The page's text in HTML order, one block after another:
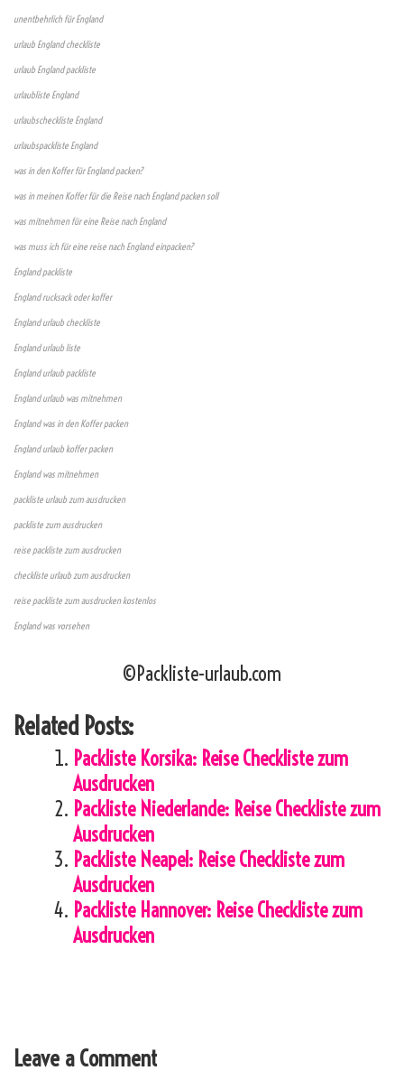
unentbehrlich für England
urlaub England checkliste
urlaub England packliste
urlaubliste England
urlaubscheckliste England
urlaubspackliste England
was in den Koffer für England packen?
was in meinen Koffer für die Reise nach England packen soll
was mitnehmen für eine Reise nach England
was muss ich für eine reise nach England einpacken?
England packliste
England rucksack oder koffer
England urlaub checkliste
England urlaub liste
England urlaub packliste
England urlaub was mitnehmen
England was in den Koffer packen
England urlaub koffer packen
England was mitnehmen
packliste urlaub zum ausdrucken
packliste zum ausdrucken
reise packliste zum ausdrucken
checkliste urlaub zum ausdrucken
reise packliste zum ausdrucken kostenlos
England was vorsehen
©Packliste-urlaub.com
Related Posts:
Packliste Korsika: Reise Checkliste zum
Ausdrucken
Packliste Niederlande: Reise Checkliste zum
Ausdrucken
Packliste Neapel: Reise Checkliste zum
Ausdrucken
Packliste Hannover: Reise Checkliste zum
Ausdrucken
Leave a Comment